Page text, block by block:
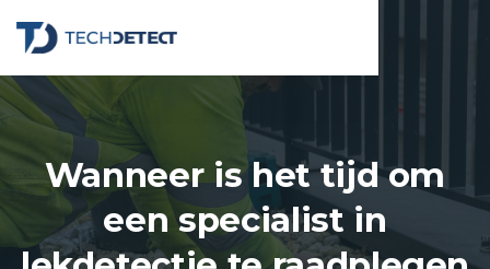
Wanneer is het tijd om
een specialist in